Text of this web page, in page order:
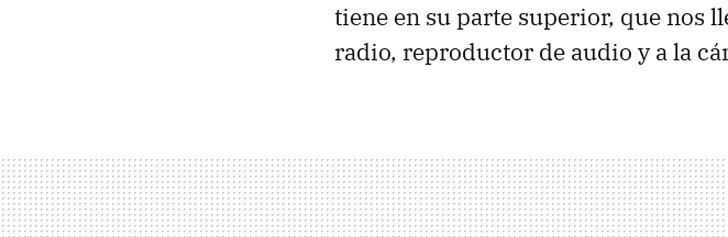
tiene en su parte superior, que nos
radio, reproductor de audio y a la